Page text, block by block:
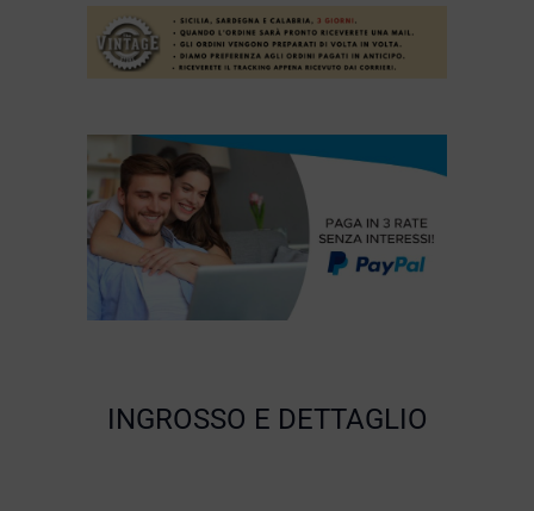
INGROSSO E DETTAGLIO